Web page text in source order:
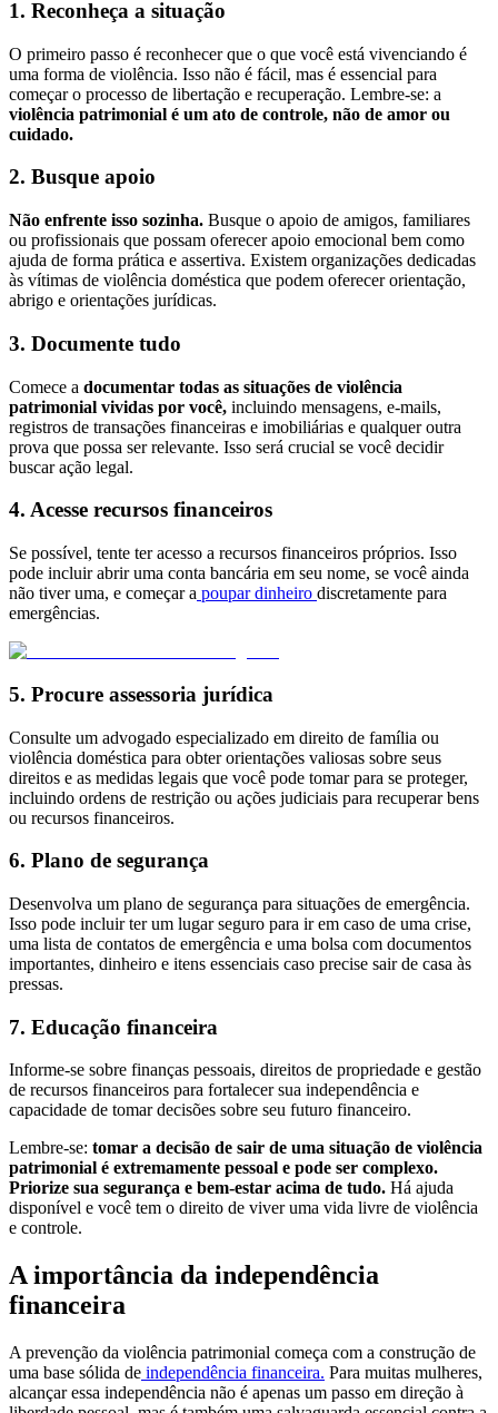
1. Reconheça a situação
O primeiro passo é reconhecer que o que você está vivenciando é
uma forma de violência. Isso não é fácil, mas é essencial para
começar o processo de libertação e recuperação. Lembre-se: a
violência patrimonial é um ato de controle, não de amor ou
cuidado.
2. Busque apoio
Não enfrente isso sozinha. Busque o apoio de amigos, familiares
ou profissionais que possam oferecer apoio emocional bem como
ajuda de forma prática e assertiva. Existem organizações dedicadas
às vítimas de violência doméstica que podem oferecer orientação,
abrigo e orientações jurídicas.
3. Documente tudo
Comece a documentar todas as situações de violência
patrimonial vividas por você, incluindo mensagens, e-mails,
registros de transações financeiras e imobiliárias e qualquer outra
prova que possa ser relevante. Isso será crucial se você decidir
buscar ação legal.
4. Acesse recursos financeiros
Se possível, tente ter acesso a recursos financeiros próprios. Isso
pode incluir abrir uma conta bancária em seu nome, se você ainda
não tiver uma, e começar a poupar dinheiro discretamente para
emergências.
5. Procure assessoria jurídica
Consulte um advogado especializado em direito de família ou
violência doméstica para obter orientações valiosas sobre seus
direitos e as medidas legais que você pode tomar para se proteger,
incluindo ordens de restrição ou ações judiciais para recuperar bens
ou recursos financeiros.
6. Plano de segurança
Desenvolva um plano de segurança para situações de emergência.
Isso pode incluir ter um lugar seguro para ir em caso de uma crise,
uma lista de contatos de emergência e uma bolsa com documentos
importantes, dinheiro e itens essenciais caso precise sair de casa às
pressas.
7. Educação financeira
Informe-se sobre finanças pessoais, direitos de propriedade e gestão
de recursos financeiros para fortalecer sua independência e
capacidade de tomar decisões sobre seu futuro financeiro.
Lembre-se: tomar a decisão de sair de uma situação de violência
patrimonial é extremamente pessoal e pode ser complexo.
Priorize sua segurança e bem-estar acima de tudo. Há ajuda
disponível e você tem o direito de viver uma vida livre de violência
e controle.
A importância da independência
financeira
A prevenção da violência patrimonial começa com a construção de
uma base sólida de independência financeira. Para muitas mulheres,
alcançar essa independência não é apenas um passo em direção à